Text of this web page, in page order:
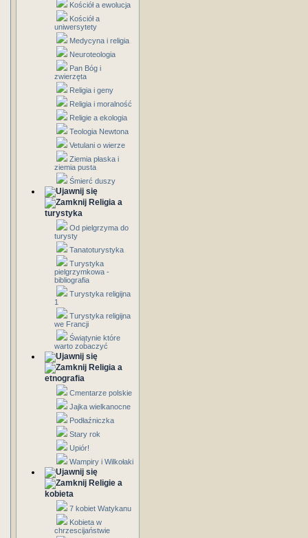
Kościół a ewolucja
Kościół a
uniwersytety
Medycyna i religia
Neuroteologia
Pan Bóg i
zwierzęta
Religia i geny
Religia i moralność
Religie a ekologia
Teologia Newtona
Vetulani o wierze
Ziemia płaska i
ziemia pusta
Śmierć duszy
Religia a
turystyka
Od pielgrzyma do
turysty
Tanatoturystyka
Turystyka
pielgrzymkowa -
bibliografia
Turystyka religijna
1
Turystyka religijna
we Francji
Świątynie które
warto zobaczyć
Religia a
etnografia
Cmentarze polskie
Jajka wielkanocne
Podłaźniczka
Stary rok
Upiór!
Wampiry i Wilkołaki
Religie a
kobieta
7 kobiet Watykanu
Kobieta w
chrzescijaństwie